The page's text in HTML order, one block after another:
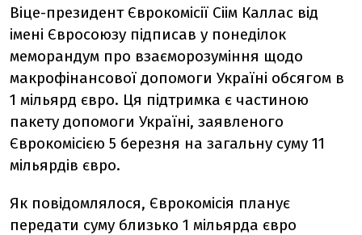
Віце-президент Єврокомісії Сіім Каллас від
імені Євросоюзу підписав у понеділок
меморандум про взаєморозуміння щодо
макрофінансової допомоги Україні обсягом в
1 мільярд євро. Ця підтримка є частиною
пакету допомоги Україні, заявленого
Єврокомісією 5 березня на загальну суму 11
мільярдів євро.
Як повідомлялося, Єврокомісія планує
передати суму близько 1 мільярда євро